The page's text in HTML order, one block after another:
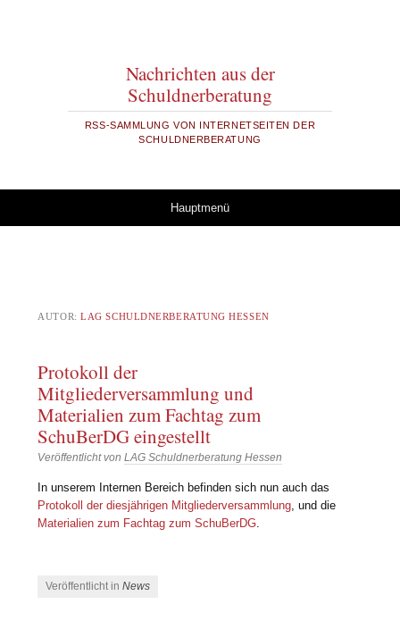
Nachrichten aus der
Schuldnerberatung
RSS-SAMMLUNG VON INTERNETSEITEN DER
SCHULDNERBERATUNG
Hauptmenü
AUTOR:LAG SCHULDNERBERATUNG HESSEN
Protokoll der
Mitgliederversammlung und
Materialien zum Fachtag zum
SchuBerDG eingestellt
Veröffentlicht vonLAG Schuldnerberatung Hessen
In unserem Internen Bereich befinden sich nun auch das
Protokoll der diesjährigen Mitgliederversammlung , und die
Materialien zum Fachtag zum SchuBerDG
Veröffentlicht inNews